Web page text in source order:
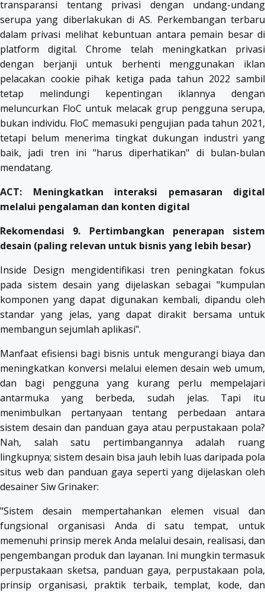
transparansi tentang privasi dengan undang-undang
serupa yang diberlakukan di AS. Perkembangan terbaru
dalam privasi melihat kebuntuan antara pemain besar di
platform digital. Chrome telah meningkatkan privasi
dengan berjanji untuk berhenti menggunakan iklan
pelacakan cookie pihak ketiga pada tahun 2022 sambil
tetap melindungi kepentingan iklannya dengan
meluncurkan FloC untuk melacak grup pengguna serupa,
bukan individu. FloC memasuki pengujian pada tahun 2021,
tetapi belum menerima tingkat dukungan industri yang
baik, jadi tren ini "harus diperhatikan" di bulan-bulan
mendatang.
ACT: Meningkatkan interaksi pemasaran digital
melalui pengalaman dan konten digital
Rekomendasi 9. Pertimbangkan penerapan sistem
desain (paling relevan untuk bisnis yang lebih besar)
Inside Design mengidentifikasi tren peningkatan fokus
pada sistem desain yang dijelaskan sebagai "kumpulan
komponen yang dapat digunakan kembali, dipandu oleh
standar yang jelas, yang dapat dirakit bersama untuk
membangun sejumlah aplikasi".
Manfaat efisiensi bagi bisnis untuk mengurangi biaya dan
meningkatkan konversi melalui elemen desain web umum,
dan bagi pengguna yang kurang perlu mempelajari
antarmuka yang berbeda, sudah jelas. Tapi itu
menimbulkan pertanyaan tentang perbedaan antara
sistem desain dan panduan gaya atau perpustakaan pola?
Nah, salah satu pertimbangannya adalah ruang
lingkupnya; sistem desain bisa jauh lebih luas daripada pola
situs web dan panduan gaya seperti yang dijelaskan oleh
desainer Siw Grinaker:
"Sistem desain mempertahankan elemen visual dan
fungsional organisasi Anda di satu tempat, untuk
memenuhi prinsip merek Anda melalui desain, realisasi, dan
pengembangan produk dan layanan. Ini mungkin termasuk
perpustakaan sketsa, panduan gaya, perpustakaan pola,
prinsip organisasi, praktik terbaik, templat, kode, dan